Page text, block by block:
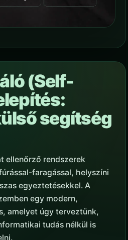
(Self-
segítség
ellenőrző rendszerek
faragással, helyszíni
egyeztetésekkel. A
egy modern,
amelyet úgy terveztünk,
tudás nélkül is